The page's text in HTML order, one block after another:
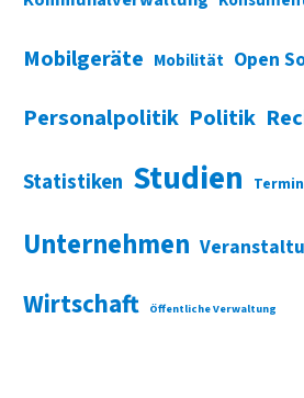
Mobilgeräte Mobilität Open
Personalpolitik Politik
Statistiken Studien
Unternehmen
Wirtschaft Öffentliche Verwaltung